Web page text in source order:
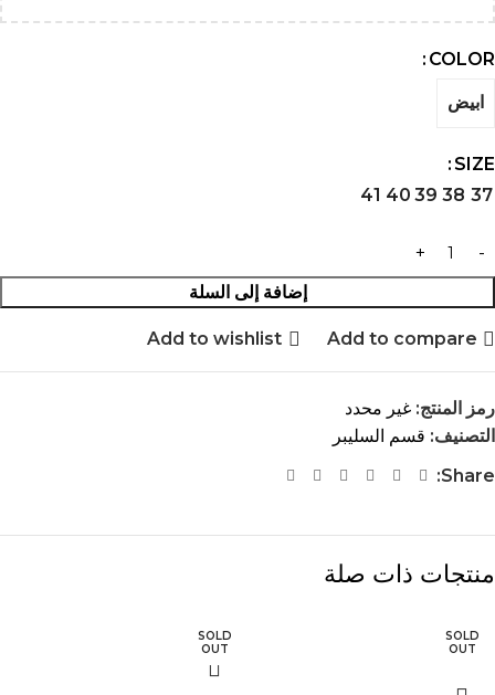
COLOR
ابيض
SIZE
37
38
39
40
41
إضافة إلى السلة
Add to compare
Add to wishlist
رمز المنتج: غير محدد
التصنيف: قسم السليبر
Share:
منتجات ذات صلة
SOLD
OUT
SOLD
OUT